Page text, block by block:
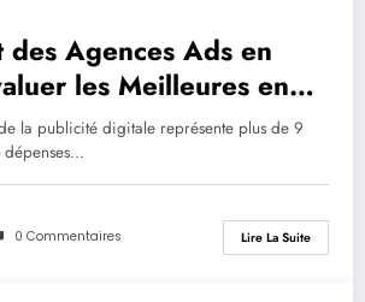
des Agences Ads en
les Meilleures en
la publicité digitale représente plus de 9
0 Commentaires Lire La Suite